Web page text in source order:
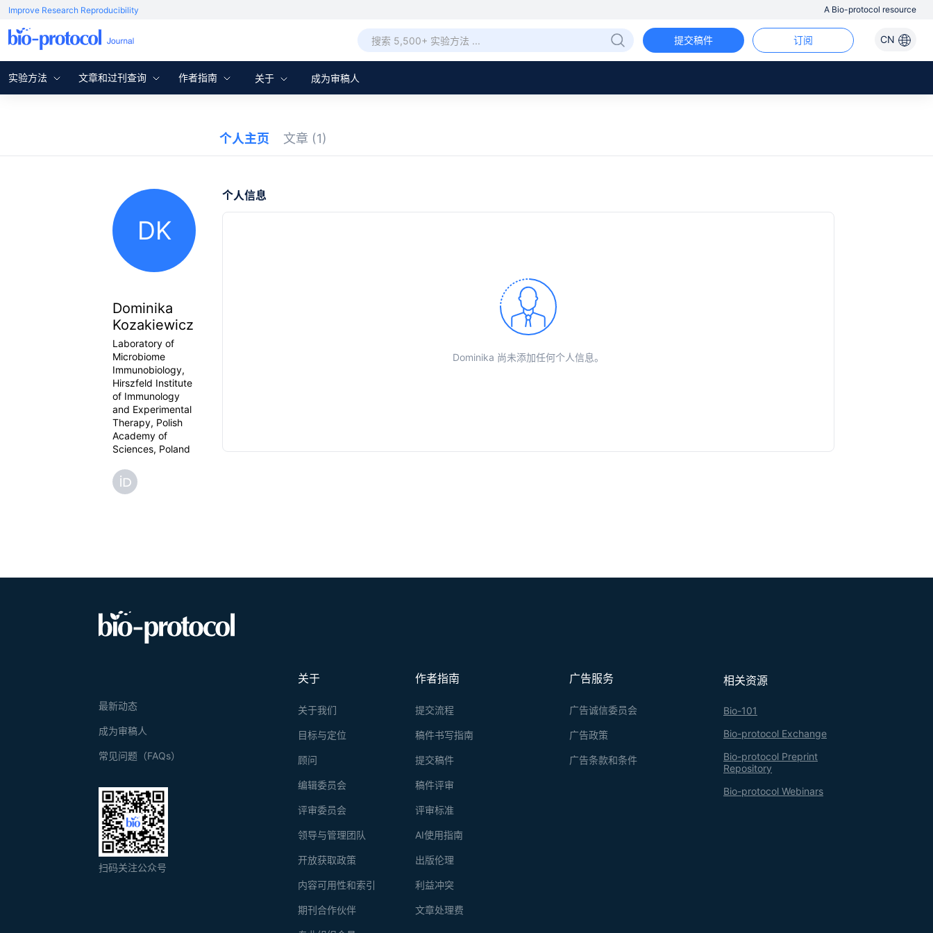
Improve Research Reproducibility A Bio-protocol resource
CN
订阅
提交稿件
实验方法 文章和过刊查询 作者指南 关于 成为审稿人
个人主页 文章 (1)
DK
Dominika
Kozakiewicz
Laboratory of
Microbiome
Immunobiology,
Hirszfeld Institute
of Immunology
and Experimental
Therapy, Polish
Academy of
Sciences, Poland
个人信息
Dominika 尚未添加任何个人信息。
相关资源
Bio-101
Bio-protocol Exchange
Bio-protocol Preprint
Repository
Bio-protocol Webinars
广告服务
广告诚信委员会
广告政策
广告条款和条件
作者指南
提交流程
稿件书写指南
提交稿件
稿件评审
评审标准
AI使用指南
出版伦理
利益冲突
文章处理费
关于
关于我们
目标与定位
顾问
编辑委员会
评审委员会
领导与管理团队
开放获取政策
内容可用性和索引
期刊合作伙伴
最新动态
成为审稿人
常见问题（FAQs）
扫码关注公众号